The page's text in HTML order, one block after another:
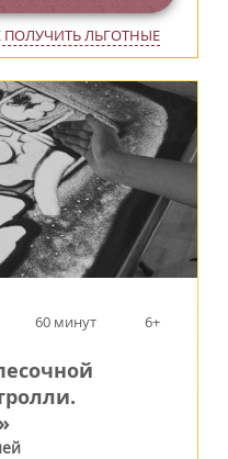
ПОЛУЧИТЬ ЛЬГОТНЫЕ
60 минут 6+